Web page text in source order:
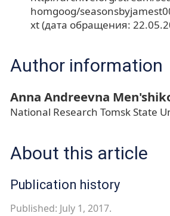
homgoog/
xt (дата обращения:
Author information
Anna Andreevna
National Research Tomsk State
About this article
Publication history
Published: July 1, 2017.